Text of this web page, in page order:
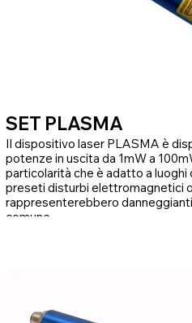
SET PLASMA
Il dispositivo laser PLASMA è
potenze in uscita da 1mW a
particolarità che è adatto a luoghi
preseti disturbi elettromagnetici
rappresenterebbero
comune.